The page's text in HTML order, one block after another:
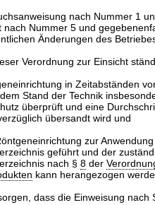
nach Nummer 1
nach Nummer 5 und
Änderungen des
Verordnung zur Einsicht
in Zeitabständen
Stand der Technik
überprüft und eine
übersandt wird und
zur
geführt und der
nach § 8der
kann herangezogen
dass die Einweisung